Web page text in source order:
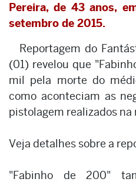
Pereira, de 43 anos,
setembro de 2015.
Reportagem do
(01) revelou que
mil pela morte do
como aconteciam as
pistolagem realizados na
Veja detalhes sobre a
"Fabinho de 200"